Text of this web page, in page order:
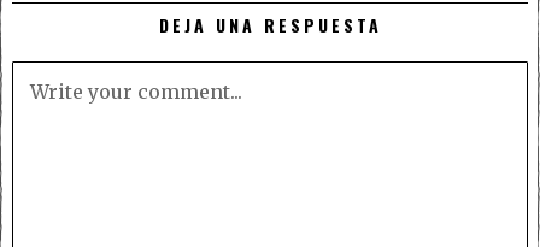
DEJA UNA RESPUESTA